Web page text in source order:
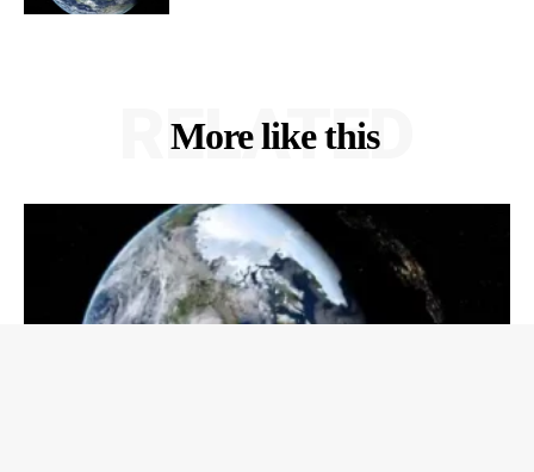
More like this
RELATED